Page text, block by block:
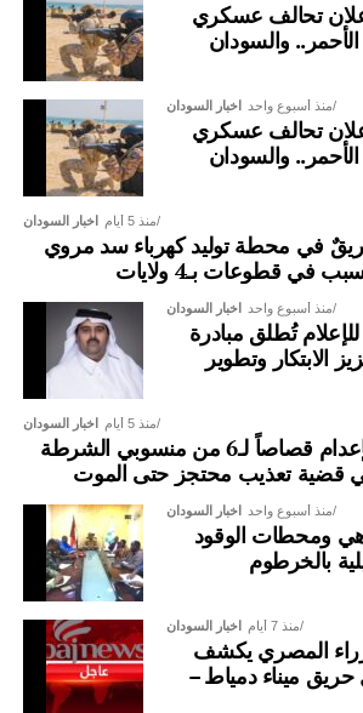
تحالف عسكري
والسودان
اخبار السودان منذ أسبوع واحد
تحالف عسكري
والسودان
اخبار السودان منذ 5 أيام
في محطة توليد كهرباء سد مروي
في قطوعات بـ4 ولايات
اخبار السودان منذ أسبوع واحد
تُطلق مبادرة
الابتكار وتطوير
اخبار السودان منذ 5 أيام
الإعدام قصاصاً لـ6 من منسوبي الشرطة
قضية تعذيب محتجز حتى الموت
اخبار السودان منذ أسبوع واحد
ومحطات الوقود
بالخرطوم
اخبار السودان منذ 7 أيام
المصري يكشف
ميناء دمياط –